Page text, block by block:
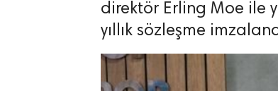
direktör Erling Moe ile
yıllık sözleşme